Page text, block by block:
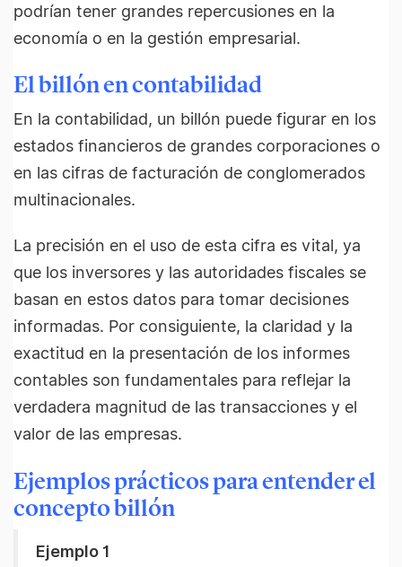
podrían tener grandes repercusiones en la
economía o en la gestión empresarial.
El billón en contabilidad
En la contabilidad, un billón puede figurar en los
estados financieros de grandes corporaciones o
en las cifras de facturación de conglomerados
multinacionales.
La precisión en el uso de esta cifra es vital, ya
que los inversores y las autoridades fiscales se
basan en estos datos para tomar decisiones
informadas. Por consiguiente, la claridad y la
exactitud en la presentación de los informes
contables son fundamentales para reflejar la
verdadera magnitud de las transacciones y el
valor de las empresas.
Ejemplos prácticos para entender el
concepto billón
Ejemplo 1